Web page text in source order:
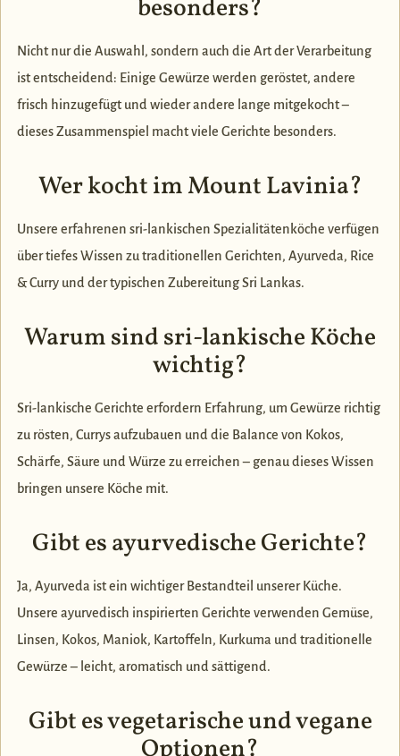
besonders?
Nicht nur die Auswahl, sondern auch die Art der Verarbeitung
ist entscheidend: Einige Gewürze werden geröstet, andere
frisch hinzugefügt und wieder andere lange mitgekocht –
dieses Zusammenspiel macht viele Gerichte besonders.
Wer kocht im Mount Lavinia?
Unsere erfahrenen sri-lankischen Spezialitätenköche verfügen
über tiefes Wissen zu traditionellen Gerichten, Ayurveda, Rice
& Curry und der typischen Zubereitung Sri Lankas.
Warum sind sri-lankische Köche
wichtig?
Sri-lankische Gerichte erfordern Erfahrung, um Gewürze richtig
zu rösten, Currys aufzubauen und die Balance von Kokos,
Schärfe, Säure und Würze zu erreichen – genau dieses Wissen
bringen unsere Köche mit.
Gibt es ayurvedische Gerichte?
Ja, Ayurveda ist ein wichtiger Bestandteil unserer Küche.
Unsere ayurvedisch inspirierten Gerichte verwenden Gemüse,
Linsen, Kokos, Maniok, Kartoffeln, Kurkuma und traditionelle
Gewürze – leicht, aromatisch und sättigend.
Gibt es vegetarische und vegane